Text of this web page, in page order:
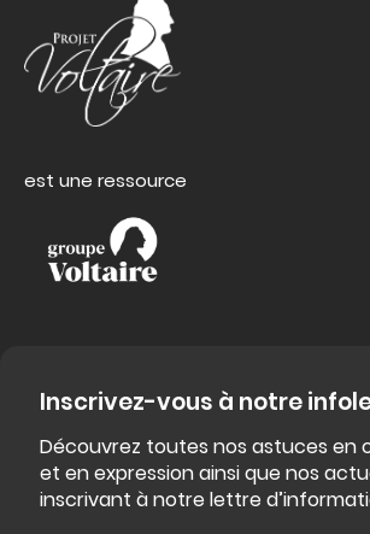
est une ressource
Inscrivez-vous à notre
Découvrez toutes nos astuces en
et en expression ainsi que nos
inscrivant à notre lettre